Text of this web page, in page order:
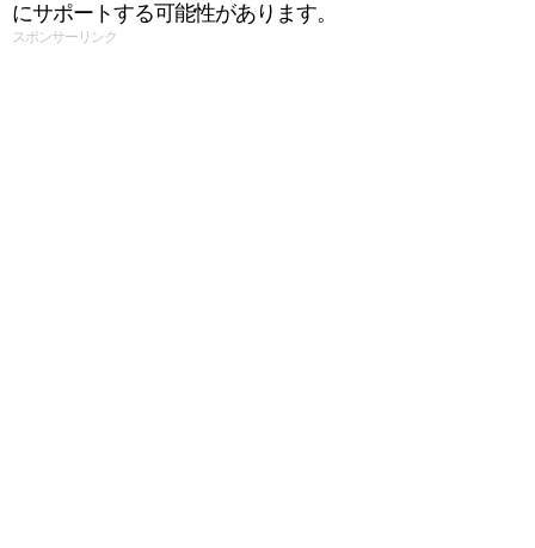
にサポートする可能性があります。
スポンサーリンク